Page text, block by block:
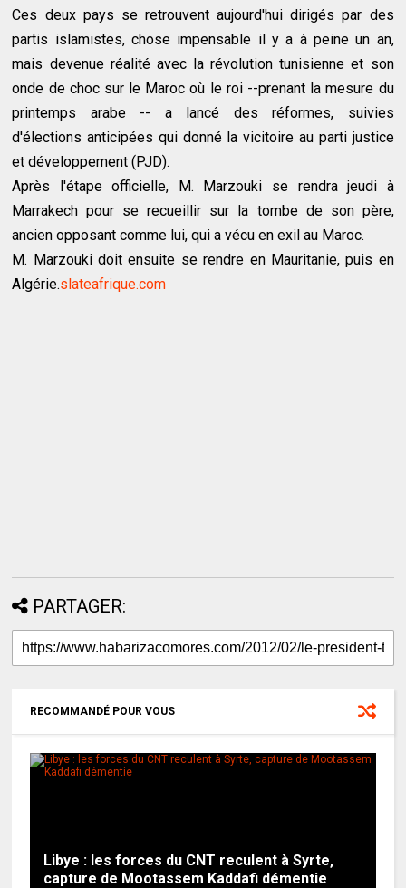
Ces deux pays se retrouvent aujourd'hui dirigés par des
partis islamistes, chose impensable il y a à peine un an,
mais devenue réalité avec la révolution tunisienne et son
onde de choc sur le Maroc où le roi --prenant la mesure du
printemps arabe -- a lancé des réformes, suivies
d'élections anticipées qui donné la vicitoire au parti justice
et développement (PJD).
Après l'étape officielle, M. Marzouki se rendra jeudi à
Marrakech pour se recueillir sur la tombe de son père,
ancien opposant comme lui, qui a vécu en exil au Maroc.
M. Marzouki doit ensuite se rendre en Mauritanie, puis en
Algérie.slateafrique.com
PARTAGER:
RECOMMANDÉ POUR VOUS
Libye : les forces du CNT reculent à Syrte,
capture de Mootassem Kaddafi démentie